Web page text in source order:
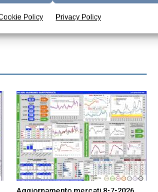
Policy Privacy Policy
di ridurre, sostituire e ripensare l’uso
degli antimicrobici negli animali